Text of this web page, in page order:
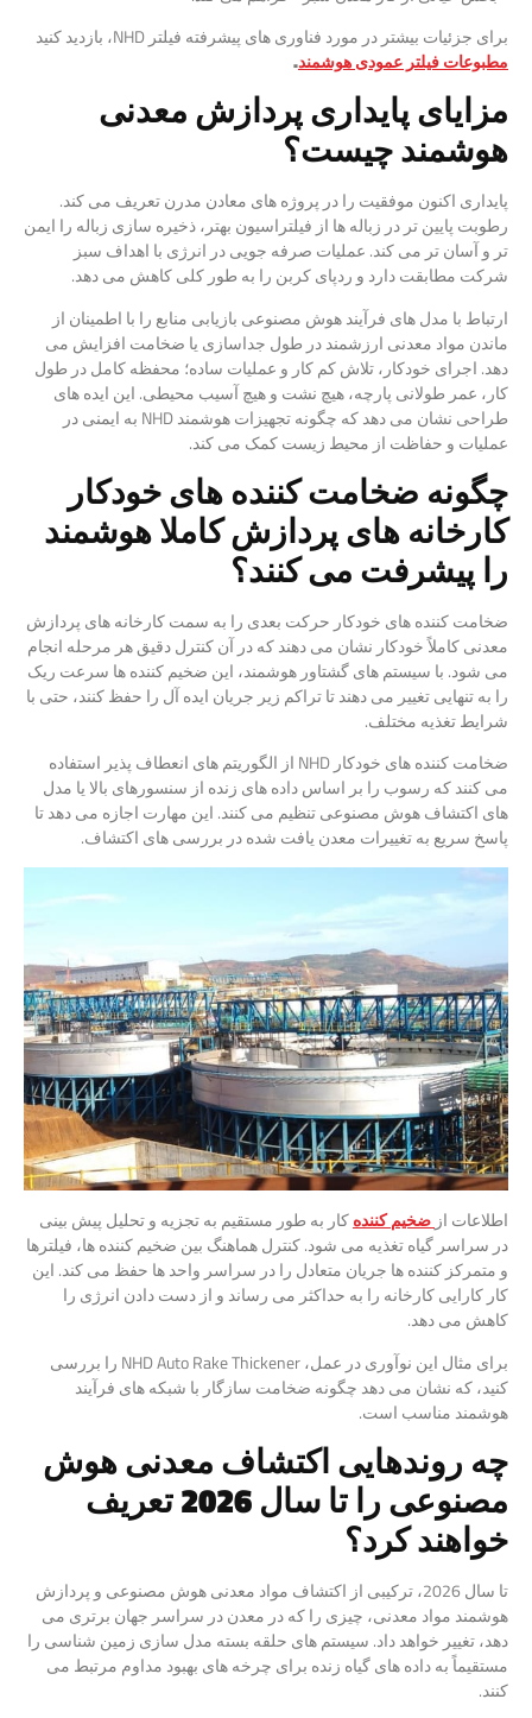
برای جزئیات بیشتر در مورد فناوری های پیشرفته فیلتر NHD، بازدید کنید
مطبوعات فیلتر عمودی هوشمند.
مزایای پایداری پردازش معدنی
هوشمند چیست؟
پایداری اکنون موفقیت را در پروژه های معادن مدرن تعریف می کند.
رطوبت پایین تر در زباله ها از فیلتراسیون بهتر، ذخیره سازی زباله را ایمن
تر و آسان تر می کند. عملیات صرفه جویی در انرژی با اهداف سبز
شرکت مطابقت دارد و ردپای کربن را به طور کلی کاهش می دهد.
ارتباط با مدل های فرآیند هوش مصنوعی بازیابی منابع را با اطمینان از
ماندن مواد معدنی ارزشمند در طول جداسازی یا ضخامت افزایش می
دهد. اجرای خودکار، تلاش کم کار و عملیات ساده؛ محفظه کامل در طول
کار، عمر طولانی پارچه، هیچ نشت و هیچ آسیب محیطی. این ایده های
طراحی نشان می دهد که چگونه تجهیزات هوشمند NHD به ایمنی در
عملیات و حفاظت از محیط زیست کمک می کند.
چگونه ضخامت کننده های خودکار
کارخانه های پردازش کاملا هوشمند
را پیشرفت می کنند؟
ضخامت کننده های خودکار حرکت بعدی را به سمت کارخانه های پردازش
معدنی کاملاً خودکار نشان می دهند که در آن کنترل دقیق هر مرحله انجام
می شود. با سیستم های گشتاور هوشمند، این ضخیم کننده ها سرعت ریک
را به تنهایی تغییر می دهند تا تراکم زیر جریان ایده آل را حفظ کنند، حتی با
شرایط تغذیه مختلف.
ضخامت کننده های خودکار NHD از الگوریتم های انعطاف پذیر استفاده
می کنند که رسوب را بر اساس داده های زنده از سنسورهای بالا یا مدل
های اکتشاف هوش مصنوعی تنظیم می کنند. این مهارت اجازه می دهد تا
پاسخ سریع به تغییرات معدن یافت شده در بررسی های اکتشاف.
اطلاعات از ضخیم کنندهکار به طور مستقیم به تجزیه و تحلیل پیش بینی
در سراسر گیاه تغذیه می شود. کنترل هماهنگ بین ضخیم کننده ها، فیلترها
و متمرکز کننده ها جریان متعادل را در سراسر واحد ها حفظ می کند. این
کار کارایی کارخانه را به حداکثر می رساند و از دست دادن انرژی را
کاهش می دهد.
برای مثال این نوآوری در عمل، NHD Auto Rake Thickener را بررسی
کنید، که نشان می دهد چگونه ضخامت سازگار با شبکه های فرآیند
هوشمند مناسب است.
چه روندهایی اکتشاف معدنی هوش
مصنوعی را تا سال 2026 تعریف
خواهند کرد؟
تا سال 2026، ترکیبی از اکتشاف مواد معدنی هوش مصنوعی و پردازش
هوشمند مواد معدنی، چیزی را که در معدن در سراسر جهان برتری می
دهد، تغییر خواهد داد. سیستم های حلقه بسته مدل سازی زمین شناسی را
مستقیماً به داده های گیاه زنده برای چرخه های بهبود مداوم مرتبط می
کنند.